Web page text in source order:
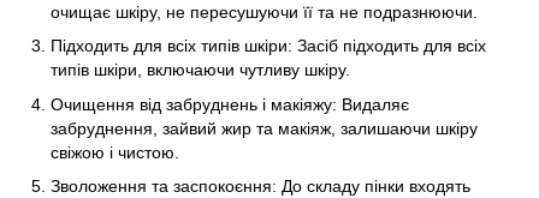
очищає шкіру, не пересушуючи її та не подразнюючи.
Підходить для всіх типів шкіри: Засіб підходить для всіх
типів шкіри, включаючи чутливу шкіру.
Очищення від забруднень і макіяжу: Видаляє
забруднення, зайвий жир та макіяж, залишаючи шкіру
свіжою і чистою.
Зволоження та заспокоєння: До складу пінки входять